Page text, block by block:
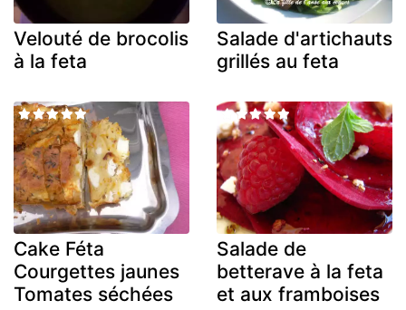
Velouté de brocolis
à la feta
Salade d'artichauts
grillés au feta
Cake Féta
Courgettes jaunes
Tomates séchées
Salade de
betterave à la feta
et aux framboises